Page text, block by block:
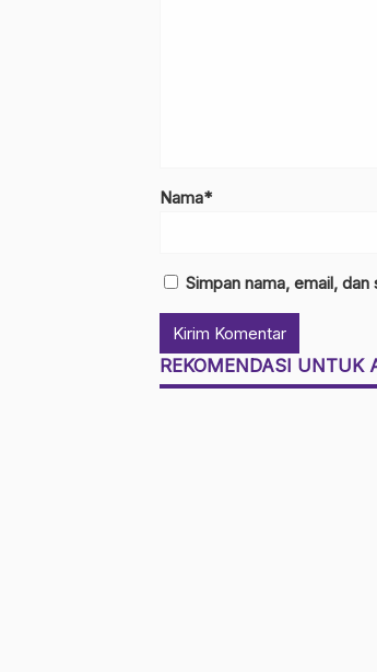
Nama*
Simpan nama, email,
REKOMENDASI UNTUK